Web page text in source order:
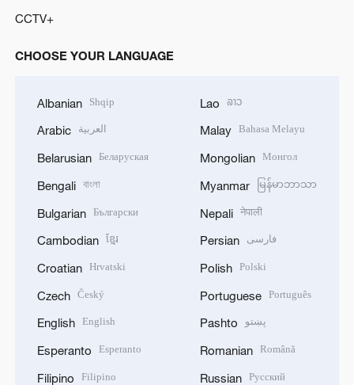
CCTV+
CHOOSE YOUR LANGUAGE
Albanian Shqip
Arabic العربية
Belarusian Беларуская
Bengali বাংলা
Bulgarian Български
Cambodian ខ្មែរ
Croatian Hrvatski
Czech Český
English English
Esperanto Esperanto
Filipino Filipino
Lao ລາວ
Malay Bahasa Melayu
Mongolian Монгол
Myanmar မြန်မာဘာသာ
Nepali नेपाली
Persian فارسی
Polish Polski
Portuguese Português
Pashto پښتو
Romanian Română
Russian Русский